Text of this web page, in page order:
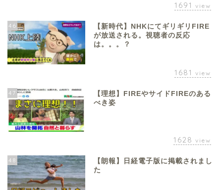
1691 view
46
【新時代】NHKにてギリギリFIRE
が放送される。視聴者の反応
は。。。？
1681 view
47
【理想】FIREやサイドFIREのある
べき姿
1628 view
48
【朗報】日経電子版に掲載されまし
た